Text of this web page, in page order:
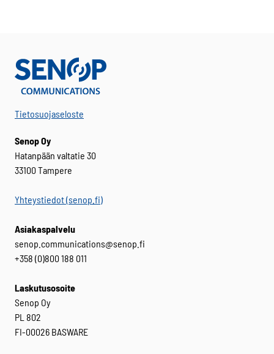
Tietosuojaseloste
Senop Oy
Hatanpään valtatie 30
33100 Tampere
Yhteystiedot (senop.fi)
Asiakaspalvelu
senop.communications@senop.fi
+358 (0)800 188 011
Laskutusosoite
Senop Oy
PL 802
FI-00026 BASWARE